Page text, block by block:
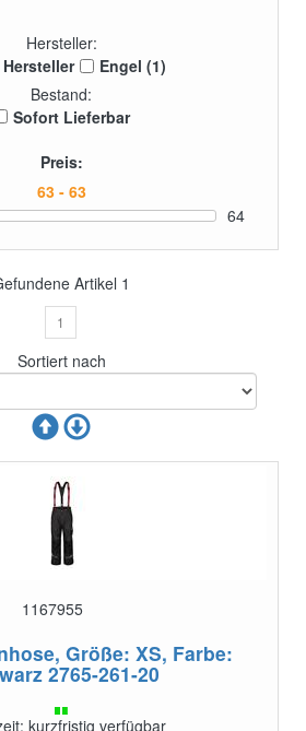
Hersteller:
Engel (1)
Bestand:
Sofort Lieferbar
Preis:
64
Artikel 1
1
Sortiert nach
1167955
Größe: XS, Farbe:
2765-261-20
kurzfristig verfügbar